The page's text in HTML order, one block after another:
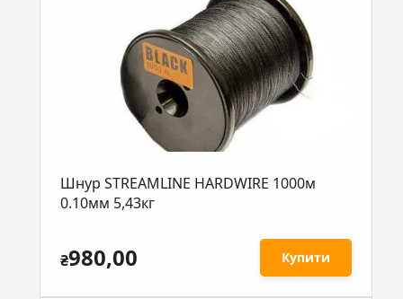
Шнур STREAMLINE HARDWIRE 1000м
0.10мм 5,43кг
₴980,00 Купити